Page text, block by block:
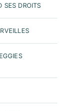
SES DROITS